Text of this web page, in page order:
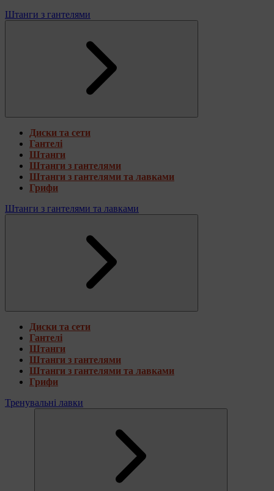
Штанги з гантелями
Диски та сети
Гантелі
Штанги
Штанги з гантелями
Штанги з гантелями та лавками
Грифи
Штанги з гантелями та лавками
Диски та сети
Гантелі
Штанги
Штанги з гантелями
Штанги з гантелями та лавками
Грифи
Тренувальні лавки